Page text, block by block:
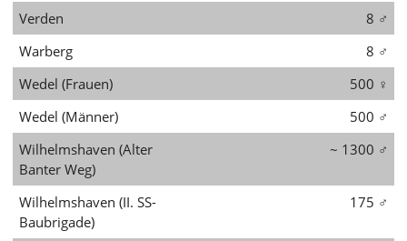
Verden
8 ♂
Warberg
8 ♂
Wedel (Frauen)
500 ♀
Wedel (Männer)
500 ♂
Wilhelmshaven (Alter
Banter Weg)
~ 1300 ♂
Wilhelmshaven (II. SS-
Baubrigade)
175 ♂